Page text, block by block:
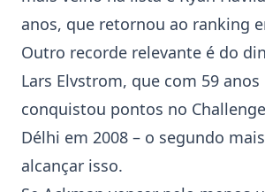
anos, que retornou ao ranking
Outro recorde relevante é do
Lars Elvstrom, que com 59 anos
conquistou pontos no
Délhi em 2008 – o segundo
alcançar isso.